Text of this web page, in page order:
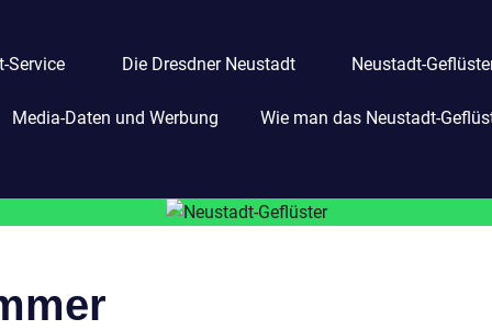
Service Die Dresdner Neustadt Neustadt-
Media-Daten und Werbung Wie man das Neustadt-